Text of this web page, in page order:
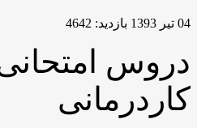
04 تیر 1393 بازدید: 4642
دروس
کاردرمانی